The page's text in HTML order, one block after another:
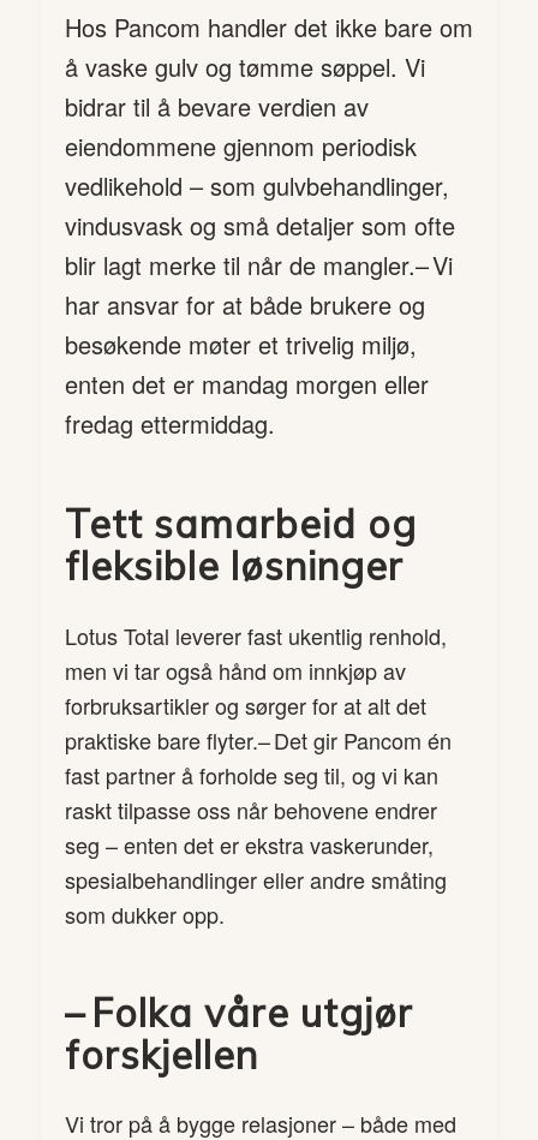
Hos Pancom handler det ikke bare om
å vaske gulv og tømme søppel. Vi
bidrar til å bevare verdien av
eiendommene gjennom periodisk
vedlikehold – som gulvbehandlinger,
vindusvask og små detaljer som ofte
blir lagt merke til når de mangler.– Vi
har ansvar for at både brukere og
besøkende møter et trivelig miljø,
enten det er mandag morgen eller
fredag ettermiddag.
Tett samarbeid og
fleksible løsninger
Lotus Total leverer fast ukentlig renhold,
men vi tar også hånd om innkjøp av
forbruksartikler og sørger for at alt det
praktiske bare flyter.– Det gir Pancom én
fast partner å forholde seg til, og vi kan
raskt tilpasse oss når behovene endrer
seg – enten det er ekstra vaskerunder,
spesialbehandlinger eller andre småting
som dukker opp.
– Folka våre utgjør
forskjellen
Vi tror på å bygge relasjoner – både med